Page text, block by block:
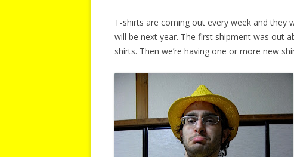
T-shirts are coming out every week and they
will be next year. The first shipment was out
shirts. Then we’re having one or more new